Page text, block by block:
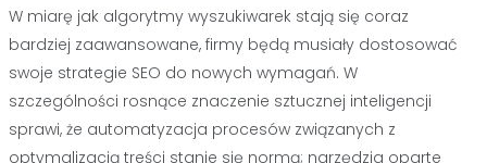
W miarę jak algorytmy wyszukiwarek stają się coraz
bardziej zaawansowane, firmy będą musiały dostosować
swoje strategie SEO do nowych wymagań. W
szczególności rosnące znaczenie sztucznej inteligencji
sprawi, że automatyzacja procesów związanych z
optymalizacją treści stanie się normą; narzędzia oparte